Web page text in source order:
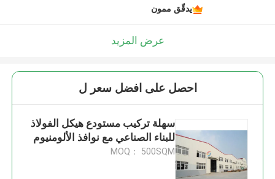
يدقّق ممون
عرض المزيد
احصل على افضل سعر ل
سهلة تركيب مستودع هيكل الفولاذ
للبناء الصناعي مع نوافذ الألومنيوم
MOQ： 500SQM